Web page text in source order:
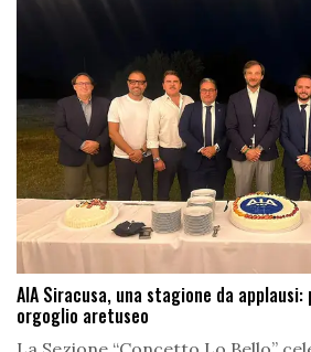
AIA Siracusa, una stagione da
orgoglio aretuseo